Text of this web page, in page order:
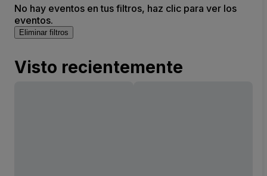
No hay eventos en tus filtros, haz clic para ver los
eventos.
Eliminar filtros
Visto recientemente